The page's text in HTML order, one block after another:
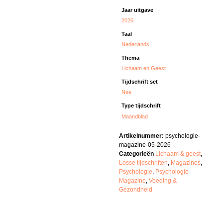
Jaar uitgave
2026
Taal
Nederlands
Thema
Lichaam en Geest
Tijdschrift set
Nee
Type tijdschrift
Maandblad
Artikelnummer: psychologie-
magazine-05-2026
Categorieën Lichaam & geest,
Losse tijdschriften, Magazines,
Psychologie, Psychologie
Magazine, Voeding &
Gezondheid